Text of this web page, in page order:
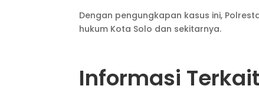
Dengan pengungkapan kasus ini,
hukum Kota Solo dan sekitarnya.
Informasi Terkait